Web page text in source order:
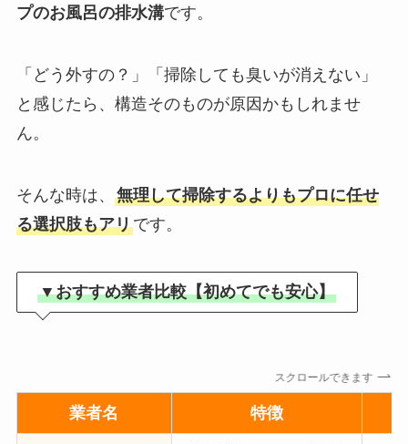
プのお風呂の排水溝です。
「どう外すの？」「掃除しても臭いが消えない」
と感じたら、構造そのものが原因かもしれませ
ん。
そんな時は、 無理して掃除するよりもプロに任せ
る選択肢もアリです。
▼おすすめ業者比較【初めてでも安心】
スクロールできます
業者名 特徴